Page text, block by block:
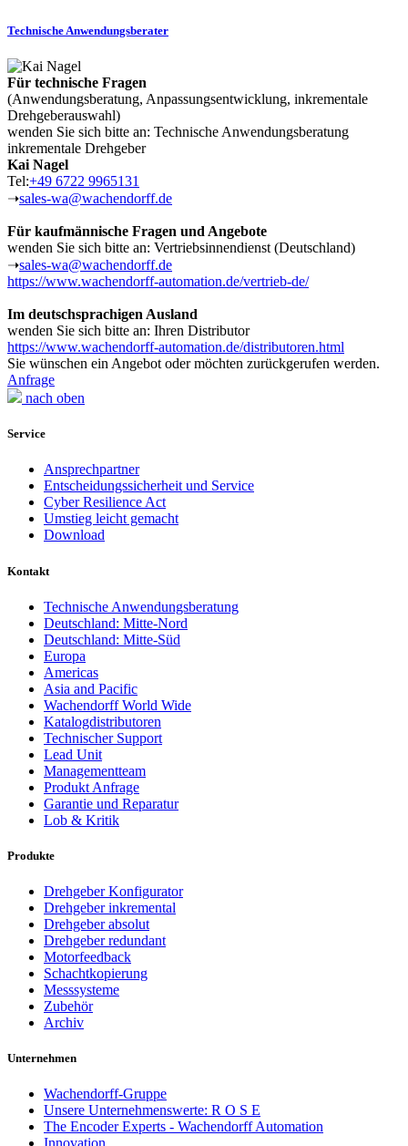
Technische Anwendungsberater
Für technische Fragen
(Anwendungsberatung, Anpassungsentwicklung, inkrementale
Drehgeberauswahl)
wenden Sie sich bitte an: Technische Anwendungsberatung
inkrementale Drehgeber
Kai Nagel
Tel:+49 6722 9965131
➝sales-wa@wachendorff.de
Für kaufmännische Fragen und Angebote
wenden Sie sich bitte an: Vertriebsinnendienst (Deutschland)
➝sales-wa@wachendorff.de
https://www.wachendorff-automation.de/vertrieb-de/
Im deutschsprachigen Ausland
wenden Sie sich bitte an: Ihren Distributor
https://www.wachendorff-automation.de/distributoren.html
Sie wünschen ein Angebot oder möchten zurückgerufen werden.
Anfrage
nach oben
Service
Ansprechpartner
Entscheidungssicherheit und Service
Cyber Resilience Act
Umstieg leicht gemacht
Download
Kontakt
Technische Anwendungsberatung
Deutschland: Mitte-Nord
Deutschland: Mitte-Süd
Europa
Americas
Asia and Pacific
Wachendorff World Wide
Katalogdistributoren
Technischer Support
Lead Unit
Managementteam
Produkt Anfrage
Garantie und Reparatur
Lob & Kritik
Produkte
Drehgeber Konfigurator
Drehgeber inkremental
Drehgeber absolut
Drehgeber redundant
Motorfeedback
Schachtkopierung
Messsysteme
Zubehör
Archiv
Unternehmen
Wachendorff-Gruppe
Unsere Unternehmenswerte: R O S E
The Encoder Experts - Wachendorff Automation